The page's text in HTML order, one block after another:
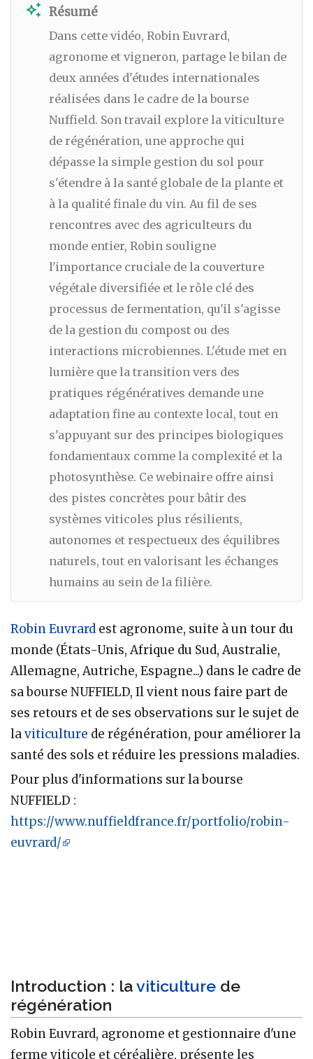
auto_awesome Résumé
Dans cette vidéo, Robin Euvrard,
agronome et vigneron, partage le bilan de
deux années d'études internationales
réalisées dans le cadre de la bourse
Nuffield. Son travail explore la viticulture
de régénération, une approche qui
dépasse la simple gestion du sol pour
s'étendre à la santé globale de la plante et
à la qualité finale du vin. Au fil de ses
rencontres avec des agriculteurs du
monde entier, Robin souligne
l'importance cruciale de la couverture
végétale diversifiée et le rôle clé des
processus de fermentation, qu'il s'agisse
de la gestion du compost ou des
interactions microbiennes. L'étude met en
lumière que la transition vers des
pratiques régénératives demande une
adaptation fine au contexte local, tout en
s'appuyant sur des principes biologiques
fondamentaux comme la complexité et la
photosynthèse. Ce webinaire offre ainsi
des pistes concrètes pour bâtir des
systèmes viticoles plus résilients,
autonomes et respectueux des équilibres
naturels, tout en valorisant les échanges
humains au sein de la filière.
Robin Euvrard est agronome, suite à un tour du
monde (États-Unis, Afrique du Sud, Australie,
Allemagne, Autriche, Espagne...) dans le cadre de
sa bourse NUFFIELD, Il vient nous faire part de
ses retours et de ses observations sur le sujet de
laviticulture de régénération, pour améliorer la
santé des sols et réduire les pressions maladies.
Pour plus d'informations sur la bourse
NUFFIELD :
https://www.nuffieldfrance.fr/portfolio/robin-
euvrard/
Introduction : laviticulture de
régénération
Robin Euvrard, agronome et gestionnaire d'une
ferme viticole et céréalière, présente les